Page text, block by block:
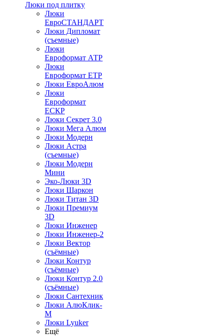
Люки под плитку
Люки
ЕвроСТАНДАРТ
Люки Дипломат
(съемные)
Люки
Евроформат АТР
Люки
Евроформат ЕТР
Люки ЕвроАлюм
Люки
Евроформат
ЕСКР
Люки Секрет 3.0
Люки Мега Алюм
Люки Модерн
Люки Астра
(съемные)
Люки Модерн
Мини
Эко-Люки 3D
Люки Шаркон
Люки Титан 3D
Люки Премиум
3D
Люки Инженер
Люки Инженер-2
Люки Вектор
(съёмные)
Люки Контур
(съёмные)
Люки Контур 2.0
(съёмные)
Люки Сантехник
Люки АлюКлик-
М
Люки Lyuker
Ещё